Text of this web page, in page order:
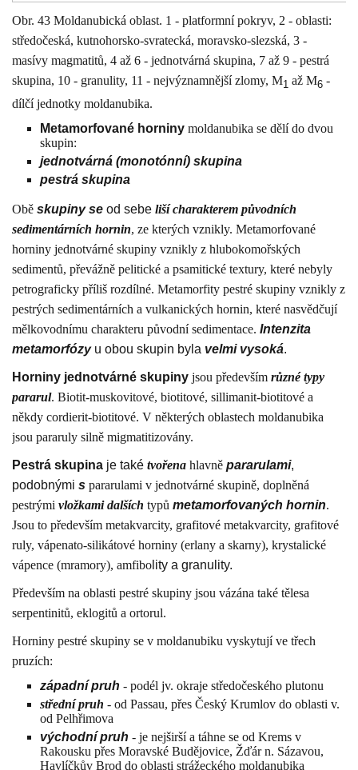
Obr. 43 Moldanubická oblast. 1 - platformní pokryv, 2 - oblasti:
středočeská, kutnohorsko-svratecká, moravsko-slezská, 3 -
masívy magmatitů, 4 až 6 - jednotvárná skupina, 7 až 9 - pestrá
skupina, 10 - granulity, 11 - nejvýznamnější zlomy, M1 až M6 -
dílčí jednotky moldanubika.
Metamorfované horniny moldanubika se dělí do dvou
skupin:
jednotvárná (monotónní) skupina
pestrá skupina
Obě skupiny se od sebe liší charakterem původních
sedimentárních hornin, ze kterých vznikly. Metamorfované
horniny jednotvárné skupiny vznikly z hlubokomořských
sedimentů, převážně pelitické a psamitické textury, které nebyly
petrograficky příliš rozdílné. Metamorfity pestré skupiny vznikly z
pestrých sedimentárních a vulkanických hornin, které nasvědčují
mělkovodnímu charakteru původní sedimentace. Intenzita
metamorfózyu obou skupin byla velmi vysoká.
Horniny jednotvárné skupiny jsou především různé typy
pararul. Biotit-muskovitové, biotitové, sillimanit-biotitové a
někdy cordierit-biotitové. V některých oblastech moldanubika
jsou pararuly silně migmatitizovány.
Pestrá skupina je také tvořena hlavně pararulami,
podobnými s pararulami v jednotvárné skupině, doplněná
pestrými vložkami dalších typů metamorfovaných hornin.
Jsou to především metakvarcity, grafitové metakvarcity, grafitové
ruly, vápenato-silikátové horniny (erlany a skarny), krystalické
vápence (mramory), amfibo lity a granulity.
Především na oblasti pestré skupiny jsou vázána také tělesa
serpentinitů, eklogitů a ortorul.
Horniny pestré skupiny se v moldanubiku vyskytují ve třech
pruzích:
západní pruh - podél jv. okraje středočeského plutonu
střední pruh - od Passau, přes Český Krumlov do oblasti v.
od Pelhřimova
východní pruh - je nejširší a táhne se od Krems v
Rakousku přes Moravské Budějovice, Žďár n. Sázavou,
Havlíčkův Brod do oblasti strážeckého moldanubika